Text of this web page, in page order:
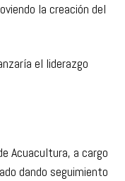
la creación del
el liderazgo
Acuacultura, a cargo
dando seguimiento